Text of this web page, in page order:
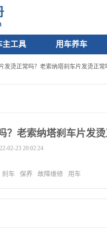
主工具 用车养车
发烫正常吗？老索纳塔刹车片发烫正常
？老索纳塔刹车片发
02-23 20:02:24
刹车 保养 故障维修 用车